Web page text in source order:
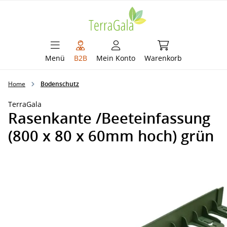
Menü B2B Mein Konto Warenkorb
Warenkorb
Home Bodenschutz
TerraGala
Rasenkante /Beeteinfassung
(800 x 80 x 60mm hoch) grün